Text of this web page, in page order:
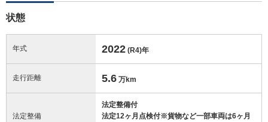
状態
年式 2022 (R4)年
走行距離 5.6 万km
法定整備
法定整備付
法定12ヶ月点検付※貨物など一部車両は6ヶ月